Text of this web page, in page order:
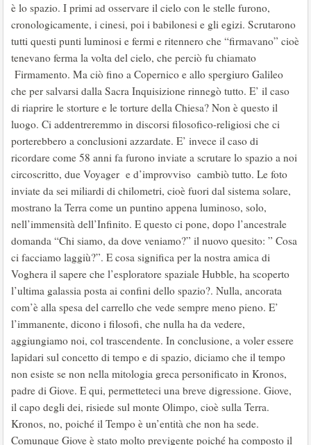
è lo spazio. I primi ad osservare il cielo con le stelle furono,
cronologicamente, i cinesi, poi i babilonesi e gli egizi. Scrutarono
tutti questi punti luminosi e fermi e ritennero che “firmavano” cioè
tenevano ferma la volta del cielo, che perciò fu chiamato
Firmamento. Ma ciò fino a Copernico e allo spergiuro Galileo
che per salvarsi dalla Sacra Inquisizione rinnegò tutto. E’ il caso
di riaprire le storture e le torture della Chiesa? Non è questo il
luogo. Ci addentreremmo in discorsi filosofico-religiosi che ci
porterebbero a conclusioni azzardate. E’ invece il caso di
ricordare come 58 anni fa furono inviate a scrutare lo spazio a noi
circoscritto, due Voyager e d’improvviso cambiò tutto. Le foto
inviate da sei miliardi di chilometri, cioè fuori dal sistema solare,
mostrano la Terra come un puntino appena luminoso, solo,
nell’immensità dell’Infinito. E questo ci pone, dopo l’ancestrale
domanda “Chi siamo, da dove veniamo?” il nuovo quesito: ” Cosa
ci facciamo laggiù?”. E cosa significa per la nostra amica di
Voghera il sapere che l’esploratore spaziale Hubble, ha scoperto
l’ultima galassia posta ai confini dello spazio?. Nulla, ancorata
com’è alla spesa del carrello che vede sempre meno pieno. E’
l’immanente, dicono i filosofi, che nulla ha da vedere,
aggiungiamo noi, col trascendente. In conclusione, a voler essere
lapidari sul concetto di tempo e di spazio, diciamo che il tempo
non esiste se non nella mitologia greca personificato in Kronos,
padre di Giove. E qui, permetteteci una breve digressione. Giove,
il capo degli dei, risiede sul monte Olimpo, cioè sulla Terra.
Kronos, no, poiché il Tempo è un’entità che non ha sede.
Comunque Giove è stato molto previgente poiché ha composto il